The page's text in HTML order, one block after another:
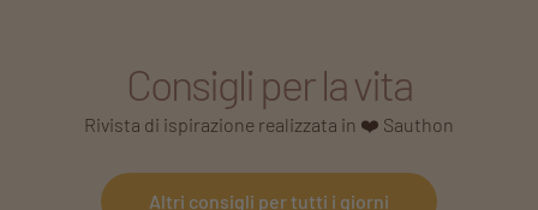
Consigli per la vita
Rivista di ispirazione realizzata in ❤️ Sauthon
Altri consigli per tutti i giorni